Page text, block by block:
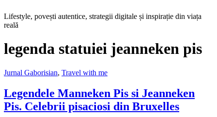
Lifestyle, povești autentice, strategii digitale și inspirație din viața
reală
legenda statuiei jeanneken pis
Jurnal Gaborisian, Travel with me
Legendele Manneken Pis si Jeanneken
Pis. Celebrii pisaciosi din Bruxelles